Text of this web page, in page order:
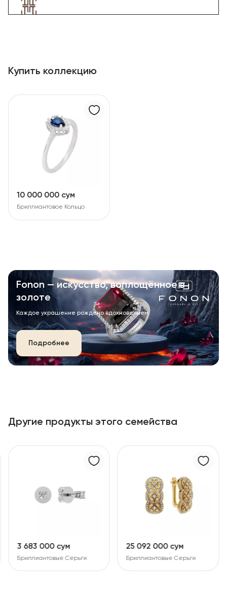
Купить коллекцию
10 000 000 сум
Бриллиантовое Кольцо
Fonon — искусство, воплощённое в
золоте
Каждое украшение рождено вдохновением.
Подробнее
Другие продукты этого семейства
3 683 000 сум
Бриллиантовые Серьги
25 092 000 сум
Бриллиантовые Серьги